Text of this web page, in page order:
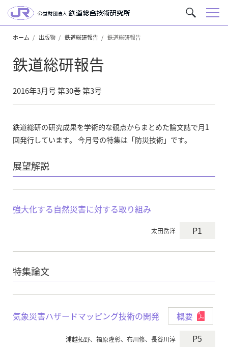
サ
イ
メ
ホーム 出版物 鉄道総研報告 鉄道総研報告
鉄道総研報告
2016年3月号 第30巻 第3号
鉄道総研の研究成果を学術的な観点からまとめた論文誌で月1
回発行しています。 今月号の特集は「防災技術」です。
展望解説
強大化する自然災害に対する取り組み
太田岳洋 P1
特集論文
気象災害ハザードマッピング技術の開発 概要
浦越拓野、福原隆彰、布川修、長谷川淳 P5